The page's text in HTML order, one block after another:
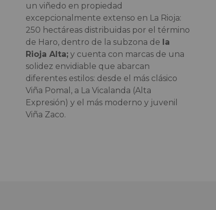
un viñedo en propiedad
excepcionalmente extenso en La Rioja:
250 hectáreas distribuidas por el término
de Haro, dentro de la subzona de la
Rioja Alta;y cuenta con marcas de una
solidez envidiable que abarcan
diferentes estilos: desde el más clásico
Viña Pomal, a La Vicalanda (Alta
Expresión) y el más moderno y juvenil
Viña Zaco.